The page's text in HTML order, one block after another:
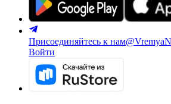
Присоединяйтесь к нам
Войти